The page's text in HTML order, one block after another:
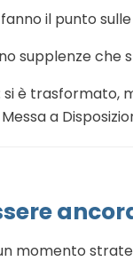
il punto sulle
supplenze che
è trasformato,
a
momento